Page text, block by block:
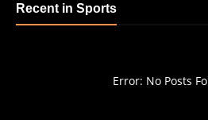
Recent in Sports
Error: No Posts